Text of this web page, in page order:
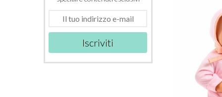
Iscriviti